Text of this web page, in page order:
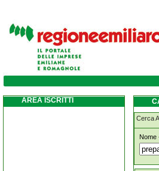
preparazione-di-filati-
AREA ISCRITTI
Cerca
Nome